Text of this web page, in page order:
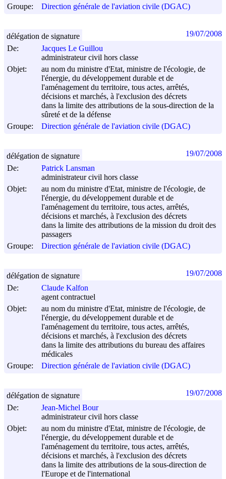
Groupe:
Direction générale de l'aviation civile (DGAC)
De:
Jacques Le Guillou
administrateur civil hors classe
Objet:
au nom du ministre d'Etat, ministre de l'écologie, de
l'énergie, du développement durable et de
l'aménagement du territoire, tous actes, arrêtés,
décisions et marchés, à l'exclusion des décrets
dans la limite des attributions de la sous-direction de la
sûreté et de la défense
Groupe:
Direction générale de l'aviation civile (DGAC)
délégation de signature 19/07/2008
De:
Patrick Lansman
administrateur civil hors classe
Objet:
au nom du ministre d'Etat, ministre de l'écologie, de
l'énergie, du développement durable et de
l'aménagement du territoire, tous actes, arrêtés,
décisions et marchés, à l'exclusion des décrets
dans la limite des attributions de la mission du droit des
passagers
Groupe:
Direction générale de l'aviation civile (DGAC)
délégation de signature 19/07/2008
De:
Claude Kalfon
agent contractuel
Objet:
au nom du ministre d'Etat, ministre de l'écologie, de
l'énergie, du développement durable et de
l'aménagement du territoire, tous actes, arrêtés,
décisions et marchés, à l'exclusion des décrets
dans la limite des attributions du bureau des affaires
médicales
Groupe:
Direction générale de l'aviation civile (DGAC)
délégation de signature 19/07/2008
De:
Jean-Michel Bour
administrateur civil hors classe
Objet:
au nom du ministre d'Etat, ministre de l'écologie, de
l'énergie, du développement durable et de
l'aménagement du territoire, tous actes, arrêtés,
décisions et marchés, à l'exclusion des décrets
dans la limite des attributions de la sous-direction de
l'Europe et de l'international
délégation de signature 19/07/2008